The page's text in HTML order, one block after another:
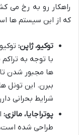
راهکار رو به رخ می
که از این سیستم ها
توکیو، ژاپن:
با توجه به
ها مجبور شدن
ببرن. این تونل
شرایط بحرانی
پوتراجایا، مالزی:
طراحی شده است،